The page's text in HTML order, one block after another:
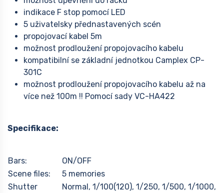
indikace F stop pomocí LED
5 uživatelsky přednastavených scén
propojovací kabel 5m
možnost prodloužení propojovacího kabelu
kompatibilní se základní jednotkou Camplex CP-
301C
možnost prodloužení propojovacího kabelu až na
více než 100m !! Pomocí sady VC-HA422
Specifikace:
Bars:
ON/OFF
Scene files:
5 memories
Shutter
Normal, 1/100(120), 1/250, 1/500, 1/1000,